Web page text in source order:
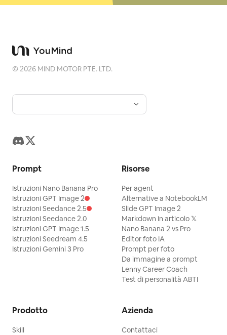
©2026 MIND MOTOR PTE. LTD.
Prompt
Istruzioni Nano Banana Pro
Istruzioni GPT Image 2
Istruzioni Seedance 2.5
Istruzioni Seedance 2.0
Istruzioni GPT Image 1.5
Istruzioni Seedream 4.5
Istruzioni Gemini 3 Pro
Risorse
Per agent
Alternative a NotebookLM
Slide GPT Image 2
Markdown in articolo 𝕏
Nano Banana 2 vs Pro
Editor foto IA
Prompt per foto
Da immagine a prompt
Lenny Career Coach
Test di personalità ABTI
Prodotto
Skill
Azienda
Contattaci